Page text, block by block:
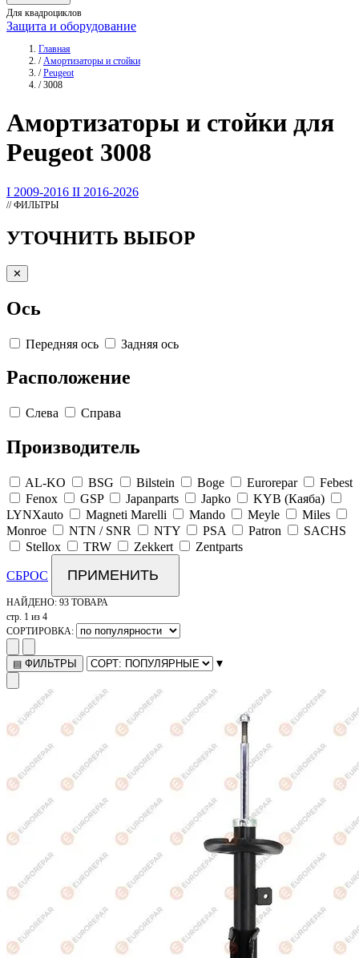
Для квадроциклов
Защита и оборудование
Главная
/ Амортизаторы и стойки
/ Peugeot
/ 3008
Амортизаторы и стойки для
Peugeot 3008
I 2009-2016 II 2016-2026
// ФИЛЬТРЫ
УТОЧНИТЬ ВЫБОР
✕
Ось
Передняя ось Задняя ось
Расположение
Слева Справа
Производитель
AL-KO BSG Bilstein Boge Eurorepar
Febest
Fenox
GSP Japanparts Japko
KYB (Каяба)
LYNXauto
Magneti Marelli Mando Meyle
Miles
Monroe
NTN / SNR NTY PSA Patron
SACHS
Stellox
TRW Zekkert Zentparts
СБРОС ПРИМЕНИТЬ
НАЙДЕНО: 93 ТОВАРА
стр. 1 из 4
СОРТИРОВКА:
▤ ФИЛЬТРЫ ▾